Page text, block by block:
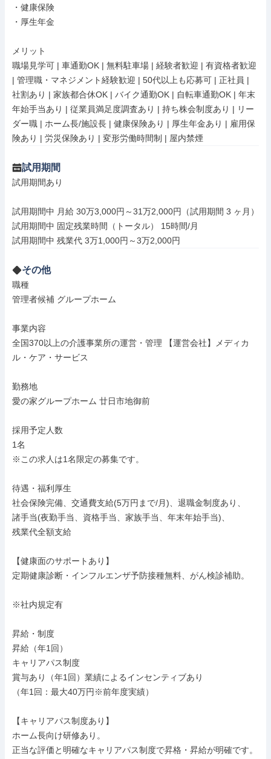
・健康保険
・厚生年金
メリット
職場見学可 | 車通勤OK | 無料駐車場 | 経験者歓迎 | 有資格者歓迎
| 管理職・マネジメント経験歓迎 | 50代以上も応募可 | 正社員 |
社割あり | 家族都合休OK | バイク通勤OK | 自転車通勤OK | 年末
年始手当あり | 従業員満足度調査あり | 持ち株会制度あり | リー
ダー職 | ホーム長/施設長 | 健康保険あり | 厚生年金あり | 雇用保
険あり | 労災保険あり | 変形労働時間制 | 屋内禁煙
試用期間
試用期間あり
試用期間中 月給 30万3,000円～31万2,000円（試用期間 3 ヶ月）
試用期間中 固定残業時間（トータル） 15時間/月
その他
職種
管理者候補 グループホーム
事業内容
全国370以上の介護事業所の運営・管理 【運営会社】メディカ
ル・ケア・サービス
勤務地
愛の家グループホーム 廿日市地御前
採用予定人数
1名
※この求人は1名限定の募集です。
待遇・福利厚生
社会保険完備、交通費支給(5万円まで/月)、退職金制度あり、
諸手当(夜勤手当、資格手当、家族手当、年末年始手当)、
残業代全額支給
【健康面のサポートあり】
定期健康診断・インフルエンザ予防接種無料、がん検診補助。
※社内規定有
昇給・制度
昇給（年1回）
キャリアパス制度
賞与あり（年1回）業績によるインセンティブあり
（年1回：最大40万円※前年度実績）
【キャリアパス制度あり】
ホーム長向け研修あり。
正当な評価と明確なキャリアパス制度で昇格・昇給が明確です。